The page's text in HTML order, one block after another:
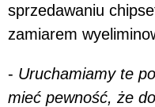
sprzedawaniu
zamiarem
- Uruchamiamy te
mieć pewność, że